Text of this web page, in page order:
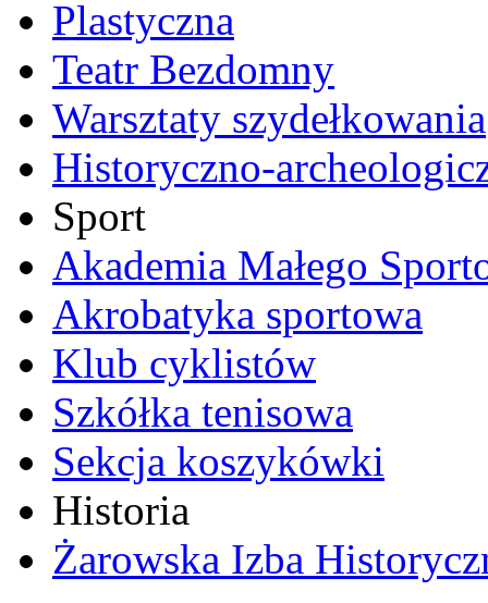
Plastyczna
Teatr Bezdomny
Warsztaty szydełkowania
Historyczno-
Sport
Akademia Małego
Akrobatyka sportowa
Klub cyklistów
Szkółka tenisowa
Sekcja koszykówki
Historia
Żarowska Izba